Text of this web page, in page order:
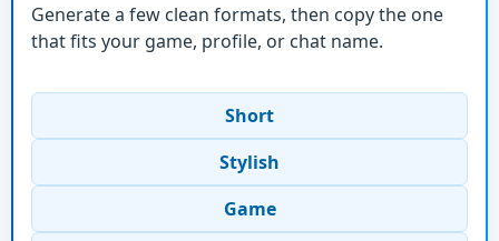
Generate a few clean formats, then copy the one
that fits your game, profile, or chat name.
Short
Stylish
Game